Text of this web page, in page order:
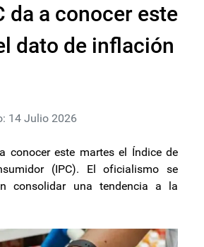
da a conocer este
dato de inflación
14 Julio 2026
conocer este martes el Índice de
(IPC). El oficialismo se
consolidar una tendencia a la